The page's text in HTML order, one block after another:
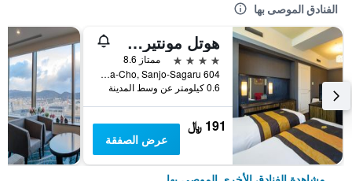
الفنادق الموصى بها
هوتل مونتيري كيوتو
4 نجوم
ممتاز 8.6
604 Manjuya-Cho, Sanjo-Sagaru, كيوتو, اليابان
0.6 كيلومتر عن وسط المدينة
191 ﷼
عرض الصفقة